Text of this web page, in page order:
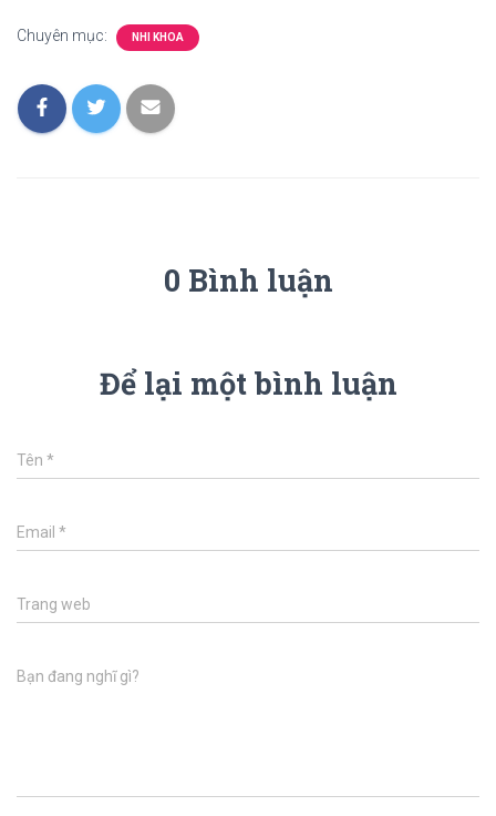
Chuyên mục: NHI KHOA
0 Bình luận
Để lại một bình luận
Tên *
Email *
Trang web
Bạn đang nghĩ gì?